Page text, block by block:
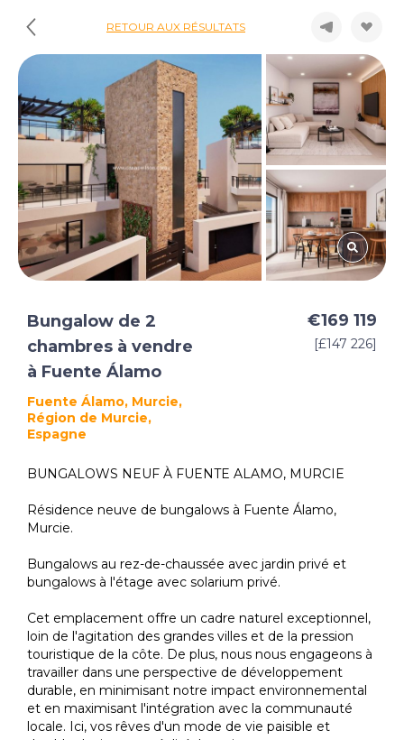
RETOUR AUX RÉSULTATS
Bungalow de 2
chambres à vendre
à Fuente Álamo
Fuente Álamo, Murcie,
Région de Murcie,
Espagne
€169 119
[£147 226]
BUNGALOWS NEUF À FUENTE ALAMO, MURCIE
Résidence neuve de bungalows à Fuente Álamo,
Murcie.
Bungalows au rez-de-chaussée avec jardin privé et
bungalows à l'étage avec solarium privé.
Cet emplacement offre un cadre naturel exceptionnel,
loin de l'agitation des grandes villes et de la pression
touristique de la côte. De plus, nous nous engageons à
travailler dans une perspective de développement
durable, en minimisant notre impact environnemental
et en maximisant l'intégration avec la communauté
locale. Ici, vos rêves d'un mode de vie paisible et